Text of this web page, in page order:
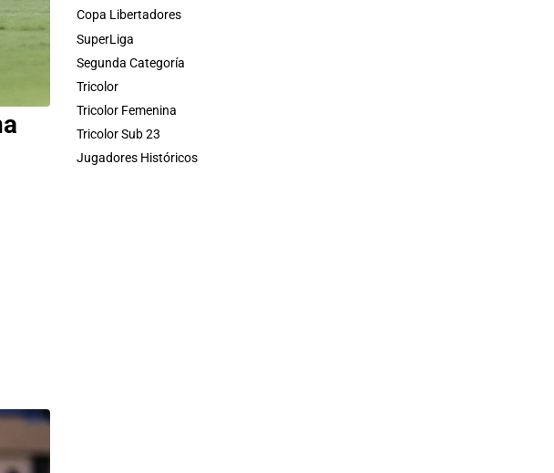
Copa Libertadores
SuperLiga
Segunda Categoría
Tricolor
Tricolor Femenina
Tricolor Sub 23
Jugadores Históricos